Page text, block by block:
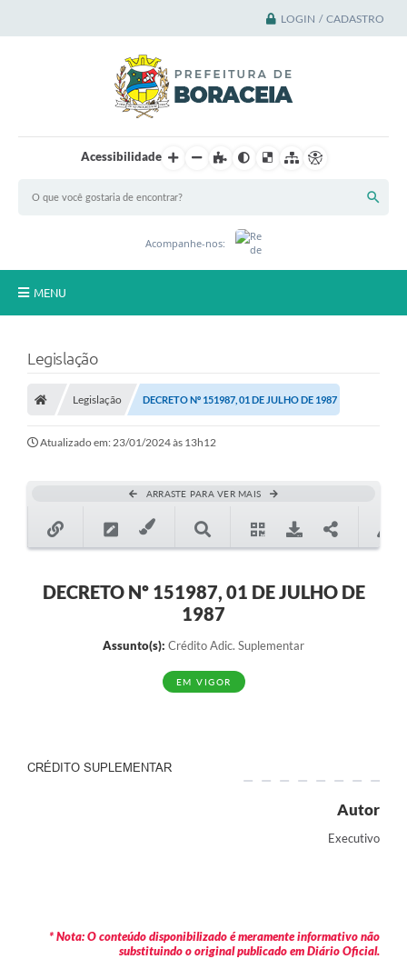
LOGIN / CADASTRO
Acessibilidade
Acompanhe-nos:
MENU
A Cidade
A Prefeitura
Notícias
Serviços Online
Multimídia
Empregos & Oportunidades
Galeria de Vídeos
Prefeito por um dia
Legislação
Legislação DECRETO Nº 151987, 01 DE JULHO DE 1987
Atualizado em: 23/01/2024 às 13h12
ARRASTE PARA VER MAIS
DECRETO Nº 151987, 01 DE JULHO DE
1987
Assunto(s): Crédito Adic. Suplementar
EM VIGOR
CRÉDITO SUPLEMENTAR
Autor
Executivo
* Nota: O conteúdo disponibilizado é meramente informativo não
substituindo o original publicado em Diário Oficial.